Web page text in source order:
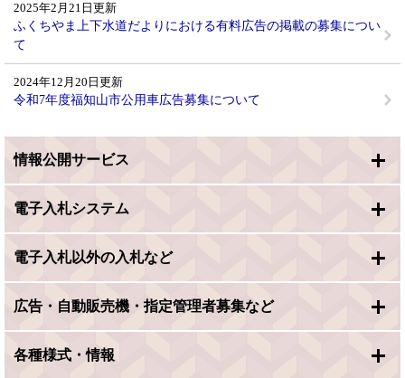
2025年2月21日更新
ふくちやま上下水道だよりにおける有料広告の掲載の募集につい
て
2024年12月20日更新
令和7年度福知山市公用車広告募集について
情報公開サービス
電子入札システム
電子入札以外の入札など
広告・自動販売機・指定管理者募集など
各種様式・情報